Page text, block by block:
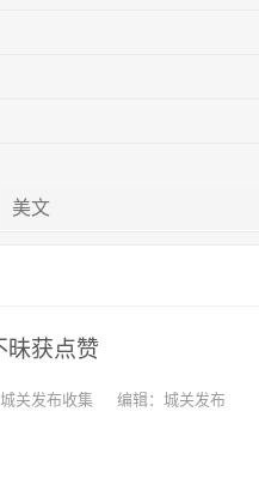
美文
昧获点赞
关发布收集 编辑：城关发布